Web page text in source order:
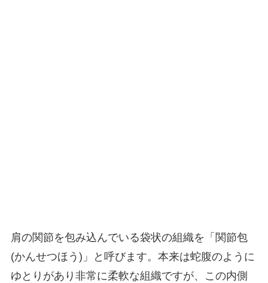
肩の関節を包み込んでいる袋状の組織を「関節包
(かんせつほう)」と呼びます。本来は蛇腹のように
ゆとりがあり非常に柔軟な組織ですが、この内側